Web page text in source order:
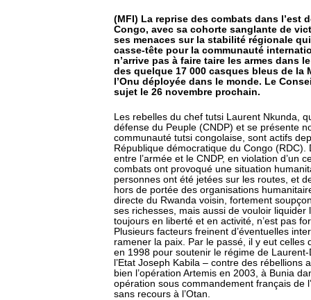
(MFI) La reprise des combats dans l’est
Congo, avec sa cohorte sanglante de
ses menaces sur la stabilité régionale
casse-tête pour la communauté
n’arrive pas à faire taire les armes dans
des quelque 17 000 casques bleus de
l’Onu déployée dans le monde. Le
sujet le 26 novembre prochain.
Les rebelles du chef tutsi Laurent Nkunda,
défense du Peuple (CNDP) et se présente
communauté tutsi congolaise, sont actifs
République démocratique du Congo
entre l’armée et le CNDP, en violation d’un
combats ont provoqué une situation
personnes ont été jetées sur les routes, et
hors de portée des organisations
directe du Rwanda voisin, fortement
ses richesses, mais aussi de vouloir
toujours en liberté et en activité, n’est pas
Plusieurs facteurs freinent d’éventuelles
ramener la paix. Par le passé, il y eut celles
en 1998 pour soutenir le régime de
l’Etat Joseph Kabila – contre des rébellions
bien l’opération Artemis en 2003, à Bunia
opération sous commandement français de
sans recours à l’Otan.